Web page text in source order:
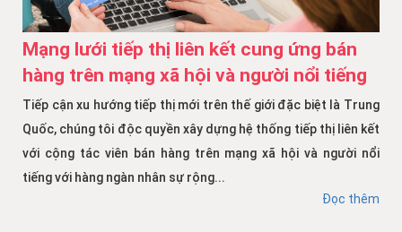
Mạng lưới tiếp thị liên kết cung ứng bán
hàng trên mạng xã hội và người nổi tiếng
Tiếp cận xu hướng tiếp thị mới trên thế giới đặc biệt là Trung
Quốc, chúng tôi độc quyền xây dựng hệ thống tiếp thị liên kết
với cộng tác viên bán hàng trên mạng xã hội và người nổi
tiếng với hàng ngàn nhân sự rộng...
Đọc thêm